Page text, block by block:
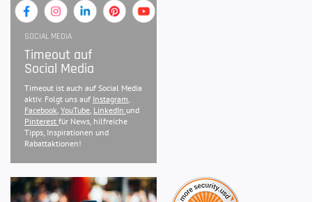
SOCIAL MEDIA
Timeout auf
Social Media
Timeout ist auch auf Social Media
aktiv. Folgt uns auf Instagram
Facebook YouTube LinkedIn und
Pinterest für News, hilfreiche
Tipps, Inspirationen und
Rabattaktionen!